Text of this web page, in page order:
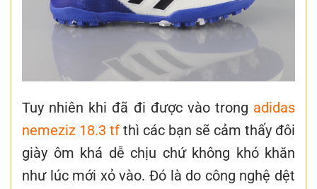
Tuy nhiên khi đã đi được vào trong adidas
nemeziz 18.3 tf thì các bạn sẽ cảm thấy đôi
giày ôm khá dễ chịu chứ không khó khăn
như lúc mới xỏ vào. Đó là do công nghệ dệt